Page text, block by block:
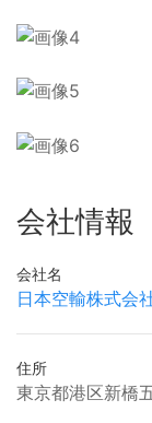
会社情報
会社名
日本空輸株式会
住所
東京都港区新橋